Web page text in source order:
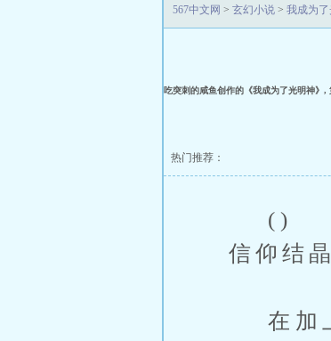
567中文网 > 玄幻小说 > 我成为
吃突刺的咸鱼创作的《我成为了光明神》,
热门推荐：
() 这
信仰结
在加上